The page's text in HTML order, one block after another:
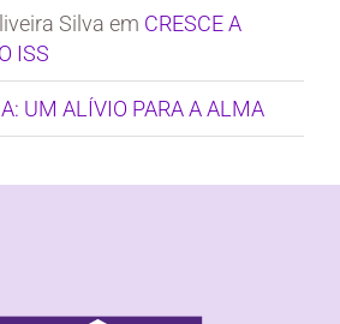
Silva em CRESCE A
ISS
UM ALÍVIO PARA A ALMA